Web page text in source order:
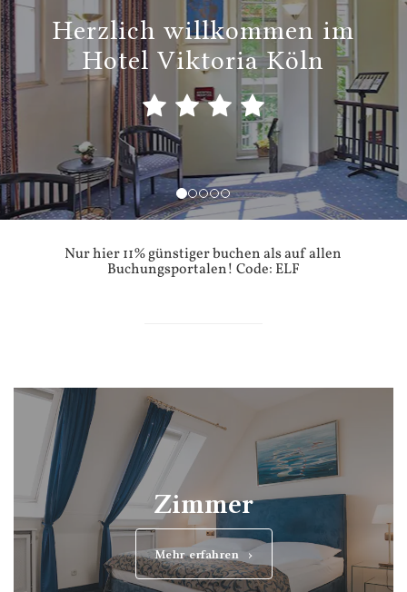
Herzlich willkommen im
Hotel Viktoria Köln
Nur hier 11% günstiger buchen als auf allen
Buchungsportalen! Code: ELF
Zimmer
Mehr erfahren